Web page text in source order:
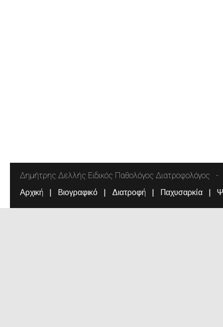
Δημήτρης Δελλής Ειδικός Παθολόγος Διατροφολόγος
Αρχική Βιογραφικό Διατροφή Παχυσαρκία